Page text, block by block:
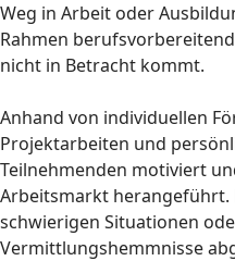
Weg in Arbeit oder
Rahmen
nicht in Betracht kommt.
Anhand von individuellen
Projektarbeiten und
Teilnehmenden motiviert
Arbeitsmarkt herangeführt.
schwierigen Situationen
Vermittlungshemmnisse